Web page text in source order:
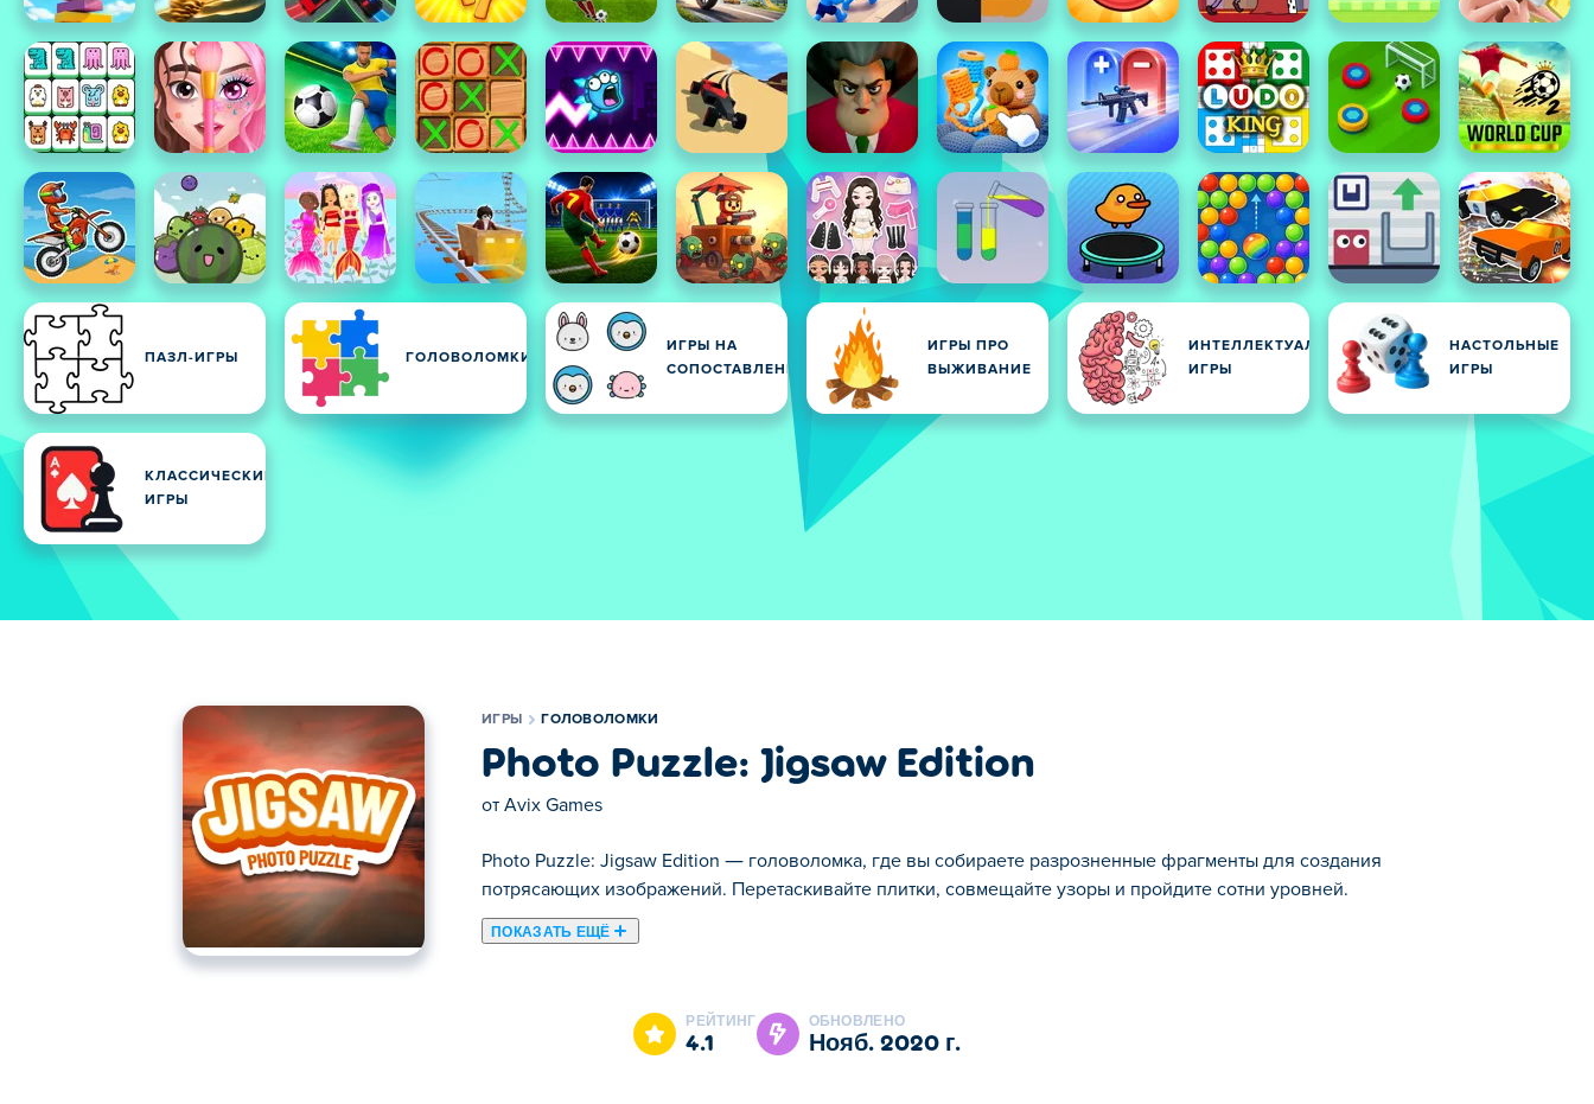
ПАЗЛ-ИГРЫ ГОЛОВОЛОМКИ
ИГРЫ НА
СОПОСТАВЛЕНИЕ
ИГРЫ ПРО
ВЫЖИВАНИЕ
ИНТЕЛЛЕКТУАЛЬНЫЕ
ИГРЫ
НАСТОЛЬНЫЕ
ИГРЫ
КЛАССИЧЕСКИЕ
ИГРЫ
ИГРЫ ГОЛОВОЛОМКИ
Photo Puzzle: Jigsaw Edition
от Avix Games
Photo Puzzle: Jigsaw Edition — головоломка, где вы собираете разрозненные фрагменты для создания
потрясающих изображений. Перетаскивайте плитки, совмещайте узоры и пройдите сотни уровней.
ПОКАЗАТЬ ЕЩЁ
Здесь можно сыграть в Photo Puzzle: Jigsaw Edition. Photo Puzzle: Jigsaw Edition это одна наших лучших игр из категории Головоломки.
РЕЙТИНГ
4.1
ОБНОВЛЕНО
нояб. 2020 г.